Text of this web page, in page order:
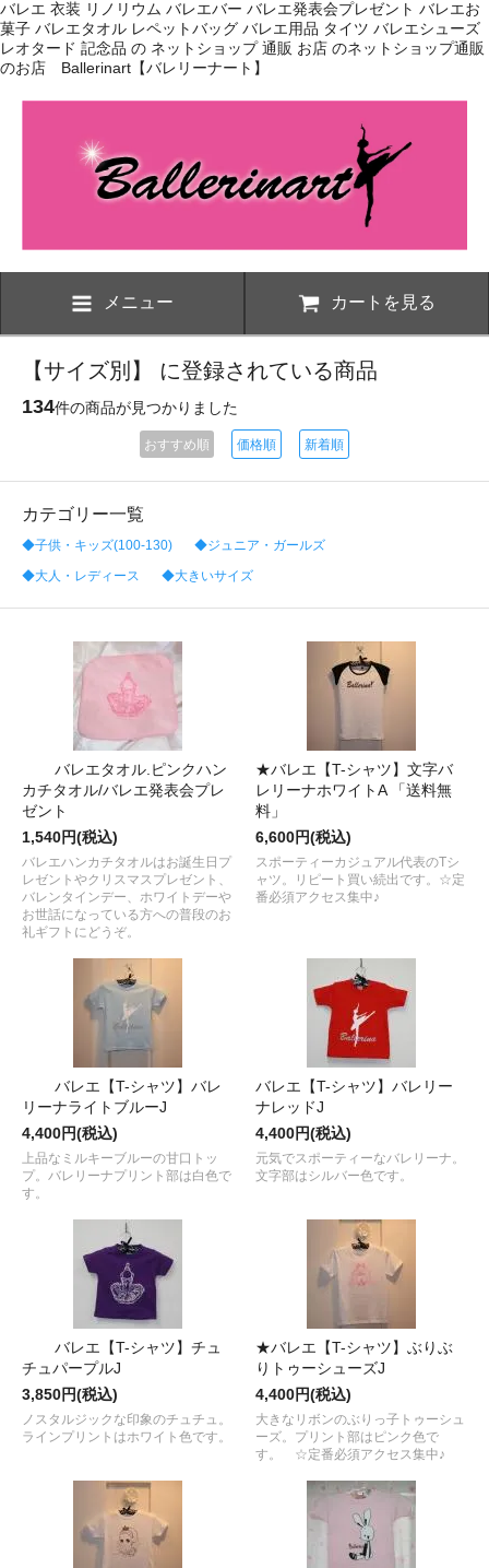
バレエ 衣装 リノリウム バレエバー バレエ発表会プレゼント バレエお
菓子 バレエタオル レペットバッグ バレエ用品 タイツ バレエシューズ
レオタード 記念品 の ネットショップ 通販 お店 のネットショップ通販
のお店 Ballerinart【バレリーナート】
メニュー カートを見る
【サイズ別】 に登録されている商品
134件の商品が見つかりました
おすすめ順 価格順 新着順
カテゴリー一覧
◆子供・キッズ(100-130)
◆ジュニア・ガールズ
◆大人・レディース
◆大きいサイズ
バレエタオル.ピンクハン
カチタオル/バレエ発表会プレ
ゼント
1,540円(税込)
バレエハンカチタオルはお誕生日プ
レゼントやクリスマスプレゼント、
バレンタインデー、ホワイトデーや
お世話になっている方への普段のお
礼ギフトにどうぞ。
★バレエ【T-シャツ】文字バ
レリーナホワイトA 「送料無
料」
6,600円(税込)
スポーティーカジュアル代表のTシ
ャツ。リピート買い続出です。☆定
番必須アクセス集中♪
バレエ【T-シャツ】バレ
リーナライトブルーJ
4,400円(税込)
上品なミルキーブルーの甘口トッ
プ。バレリーナプリント部は白色で
す。
バレエ【T-シャツ】バレリー
ナレッドJ
4,400円(税込)
元気でスポーティーなバレリーナ。
文字部はシルバー色です。
バレエ【T-シャツ】チュ
チュパープルJ
3,850円(税込)
ノスタルジックな印象のチュチュ。
ラインプリントはホワイト色です。
★バレエ【T-シャツ】ぶりぶ
りトゥーシューズJ
4,400円(税込)
大きなリボンのぶりっ子トゥーシュ
ーズ。プリント部はピンク色で
す。 ☆定番必須アクセス集中♪